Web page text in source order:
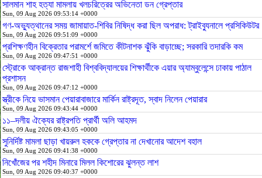
সালমান শাহ হত্যা মামলায় খলচরিত্রের অভিনেতা ডন গ্রেপ্তার
Sun, 09 Aug 2026 09:53:14 +0000
গণ-অভ্যুত্থানের সময় জামায়াত-শিবির নিষিদ্ধ করা ছিল অপরাধ: ট্রাইব্যুনালে প্রসিকিউটর
Sun, 09 Aug 2026 09:51:09 +0000
প্রশিক্ষণহীন বিক্রেতার পরামর্শে জমিতে কীটনাশক ঝুঁকি বাড়াচ্ছে; সরকারি তদারকি কম
Sun, 09 Aug 2026 09:47:51 +0000
স্ট্রোকে আক্রান্ত রাজশাহী বিশ্ববিদ্যালয়ের শিক্ষার্থীকে এয়ার অ্যাম্বুলেন্সে ঢাকায় পাঠাল
প্রশাসন
Sun, 09 Aug 2026 09:47:12 +0000
স্ত্রীকে নিয়ে ভাসমান পেয়ারাবাজারে মার্কিন রাষ্ট্রদূত, স্বাদ নিলেন পেয়ারার
Sun, 09 Aug 2026 09:43:44 +0000
১১–দলীয় ঐক্যের রাষ্ট্রপতি প্রার্থী অলি আহমদ
Sun, 09 Aug 2026 09:43:05 +0000
সুনির্দিষ্ট মামলা ছাড়া খায়রুল হককে গ্রেপ্তার না দেখানোর আদেশ বহাল
Sun, 09 Aug 2026 09:41:38 +0000
নিখোঁজের পর শহীদ মিনারে মিলল কিশোরের ঝুলন্ত লাশ
Sun, 09 Aug 2026 09:40:37 +0000